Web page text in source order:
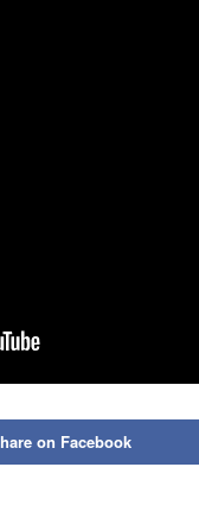
on Facebook